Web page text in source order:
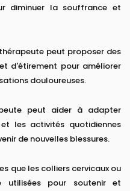
diminuer la souffrance et
peut proposer des
d'étirement pour améliorer
douloureuses.
peut aider à adapter
les activités quotidiennes
de nouvelles blessures.
que les colliers cervicaux ou
utilisées pour soutenir et